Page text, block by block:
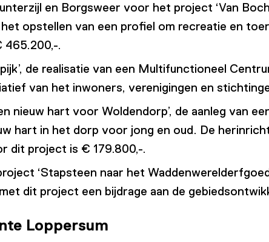
en Borgsweer voor het project ‘Van
opstellen van een profiel om recreatie en
465.200,-.
de realisatie van een Multifunctioneel
van het inwoners, verenigingen en
nieuw hart voor Woldendorp’, de aanleg van
hart in het dorp voor jong en oud. De
dit project is € 179.800,-.
‘Stapsteen naar het
dit project een bijdrage aan de
Loppersum